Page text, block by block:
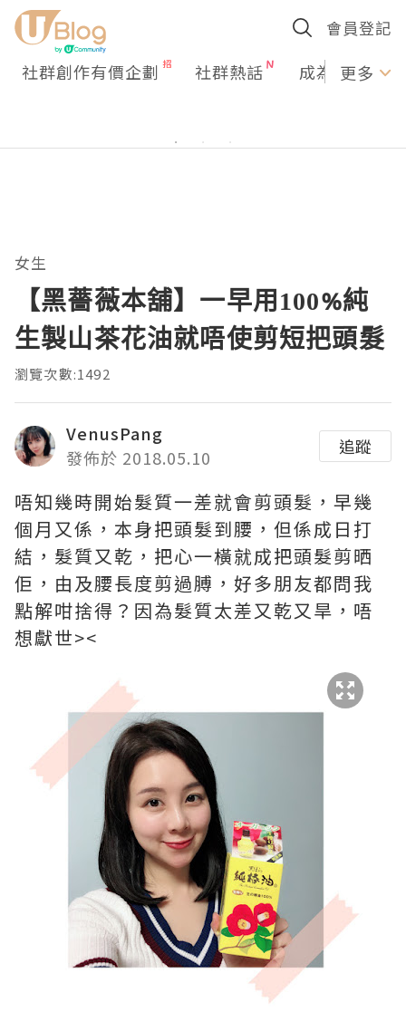
會員登記
社群創作有價企劃 社群熱話 成為U更多
女生
【黑薔薇本舖】一早用100%純
生製山茶花油就唔使剪短把頭髮
瀏覽次數:1492
VenusPang
發佈於 2018.05.10
追蹤
唔知幾時開始髮質一差就會剪頭髮，早幾
個月又係，本身把頭髮到腰，但係成日打
結，髮質又乾，把心一橫就成把頭髮剪晒
佢，由及腰長度剪過膊，好多朋友都問我
點解咁捨得？因為髮質太差又乾又旱，唔
想獻世><